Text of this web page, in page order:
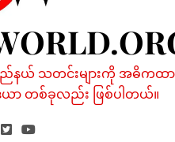
ြည်နယ် သတင်းများကို အဓိကထာ
ယာ တစ်ခုလည်း ဖြစ်ပါတယ်။